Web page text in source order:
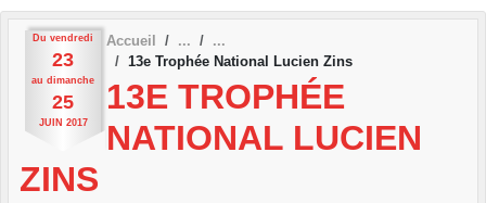
Du vendredi
23
au dimanche
25
JUIN 2017
Accueil
13e Trophée National Lucien Zins
13E TROPHÉE
NATIONAL LUCIEN
ZINS